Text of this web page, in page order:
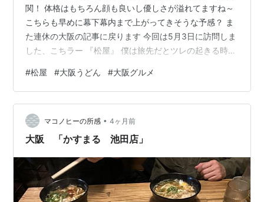
関！ 体格はもちろん顔も良いし優しさが溢れてますね～
こちらも早めに幕下幕内まで上がってきそうな予感？ ま
た連休の大阪の記事に戻ります 今回は5月3日に訪問しま
した、こちラー 『松屋』 僕は旅先だとツレの起きる時間
ずっと昔から気になっていたお店に初訪問です 券売機に
は沢山のメニューがありますが 看板メニューを載せてお
きますがこちらも安い！ かけうどんが270円、おにぎり2
個で180円！？ 悩みに悩んで大好きなこちらです 「ハイ
カラうどん」 大阪と言えば「かすうどん」か「ハイカラ
#松屋 #大阪うどん #大阪グルメ
マコノヒーの所感 • 4ヶ月前
大阪 「かすまる 池田店」